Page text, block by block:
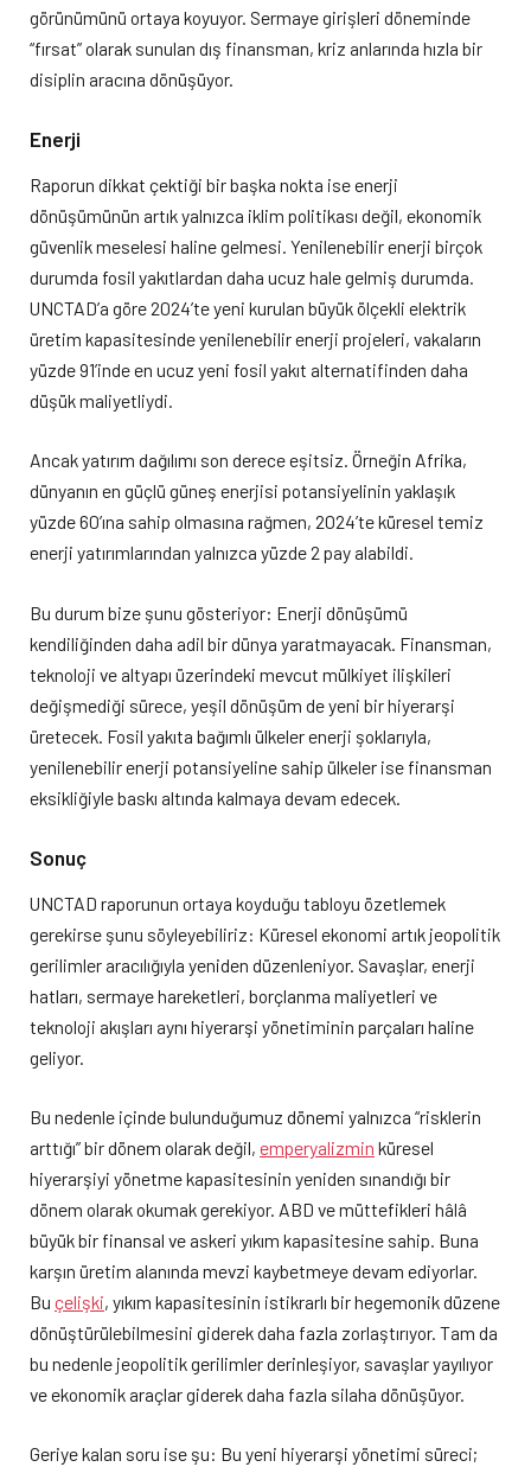
görünümünü ortaya koyuyor. Sermaye girişleri döneminde
“fırsat” olarak sunulan dış finansman, kriz anlarında hızla bir
disiplin aracına dönüşüyor.
Enerji
Raporun dikkat çektiği bir başka nokta ise enerji
dönüşümünün artık yalnızca iklim politikası değil, ekonomik
güvenlik meselesi haline gelmesi. Yenilenebilir enerji birçok
durumda fosil yakıtlardan daha ucuz hale gelmiş durumda.
UNCTAD’a göre 2024’te yeni kurulan büyük ölçekli elektrik
üretim kapasitesinde yenilenebilir enerji projeleri, vakaların
yüzde 91’inde en ucuz yeni fosil yakıt alternatifinden daha
düşük maliyetliydi.
Ancak yatırım dağılımı son derece eşitsiz. Örneğin Afrika,
dünyanın en güçlü güneş enerjisi potansiyelinin yaklaşık
yüzde 60’ına sahip olmasına rağmen, 2024’te küresel temiz
enerji yatırımlarından yalnızca yüzde 2 pay alabildi.
Bu durum bize şunu gösteriyor: Enerji dönüşümü
kendiliğinden daha adil bir dünya yaratmayacak. Finansman,
teknoloji ve altyapı üzerindeki mevcut mülkiyet ilişkileri
değişmediği sürece, yeşil dönüşüm de yeni bir hiyerarşi
üretecek. Fosil yakıta bağımlı ülkeler enerji şoklarıyla,
yenilenebilir enerji potansiyeline sahip ülkeler ise finansman
eksikliğiyle baskı altında kalmaya devam edecek.
Sonuç
UNCTAD raporunun ortaya koyduğu tabloyu özetlemek
gerekirse şunu söyleyebiliriz: Küresel ekonomi artık jeopolitik
gerilimler aracılığıyla yeniden düzenleniyor. Savaşlar, enerji
hatları, sermaye hareketleri, borçlanma maliyetleri ve
teknoloji akışları aynı hiyerarşi yönetiminin parçaları haline
geliyor.
Bu nedenle içinde bulunduğumuz dönemi yalnızca “risklerin
arttığı” bir dönem olarak değil, emperyalizmin küresel
hiyerarşiyi yönetme kapasitesinin yeniden sınandığı bir
dönem olarak okumak gerekiyor. ABD ve müttefikleri hâlâ
büyük bir finansal ve askeri yıkım kapasitesine sahip. Buna
karşın üretim alanında mevzi kaybetmeye devam ediyorlar.
Bu çelişki, yıkım kapasitesinin istikrarlı bir hegemonik düzene
dönüştürülebilmesini giderek daha fazla zorlaştırıyor. Tam da
bu nedenle jeopolitik gerilimler derinleşiyor, savaşlar yayılıyor
ve ekonomik araçlar giderek daha fazla silaha dönüşüyor.
Geriye kalan soru ise şu: Bu yeni hiyerarşi yönetimi süreci;